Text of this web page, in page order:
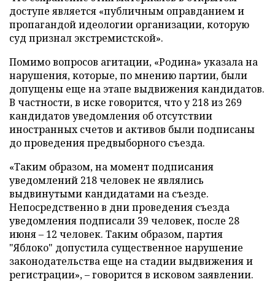
доступе является «публичным оправданием и
пропагандой идеологии организации, которую
суд признал экстремистской».
Помимо вопросов агитации, «Родина» указала на
нарушения, которые, по мнению партии, были
допущены еще на этапе выдвижения кандидатов.
В частности, в иске говорится, что у 218 из 269
кандидатов уведомления об отсутствии
иностранных счетов и активов были подписаны
до проведения предвыборного съезда.
«Таким образом, на момент подписания
уведомлений 218 человек не являлись
выдвинутыми кандидатами на съезде.
Непосредственно в дни проведения съезда
уведомления подписали 39 человек, после 28
июня – 12 человек. Таким образом, партия
"Яблоко" допустила существенное нарушение
законодательства еще на стадии выдвижения и
регистрации», – говорится в исковом заявлении.